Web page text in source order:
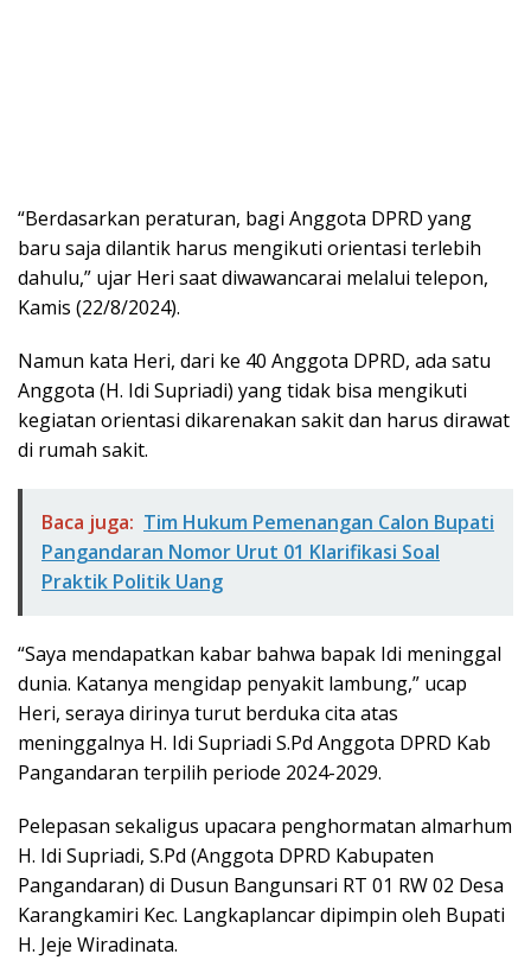
“Berdasarkan peraturan, bagi Anggota DPRD yang
baru saja dilantik harus mengikuti orientasi terlebih
dahulu,” ujar Heri saat diwawancarai melalui telepon,
Kamis (22/8/2024).
Namun kata Heri, dari ke 40 Anggota DPRD, ada satu
Anggota (H. Idi Supriadi) yang tidak bisa mengikuti
kegiatan orientasi dikarenakan sakit dan harus dirawat
di rumah sakit.
Baca juga: Tim Hukum Pemenangan Calon Bupati
Pangandaran Nomor Urut 01 Klarifikasi Soal
Praktik Politik Uang
“Saya mendapatkan kabar bahwa bapak Idi meninggal
dunia. Katanya mengidap penyakit lambung,” ucap
Heri, seraya dirinya turut berduka cita atas
meninggalnya H. Idi Supriadi S.Pd Anggota DPRD Kab
Pangandaran terpilih periode 2024-2029.
Pelepasan sekaligus upacara penghormatan almarhum
H. Idi Supriadi, S.Pd (Anggota DPRD Kabupaten
Pangandaran) di Dusun Bangunsari RT 01 RW 02 Desa
Karangkamiri Kec. Langkaplancar dipimpin oleh Bupati
H. Jeje Wiradinata.